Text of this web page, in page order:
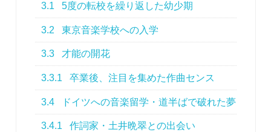
3.1 5度の転校を繰り返した幼少期
3.2 東京音楽学校への入学
3.3 才能の開花
3.3.1 卒業後、注目を集めた作曲センス
3.4 ドイツへの音楽留学・道半ばで破れた夢
3.4.1 作詞家・土井晩翠との出会い